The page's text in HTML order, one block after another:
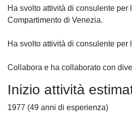
Ha svolto attività di consulente per
Compartimento di Venezia.
Ha svolto attività di consulente per
Collabora e ha collaborato con
Inizio attività
1977 (49 anni di esperienza)